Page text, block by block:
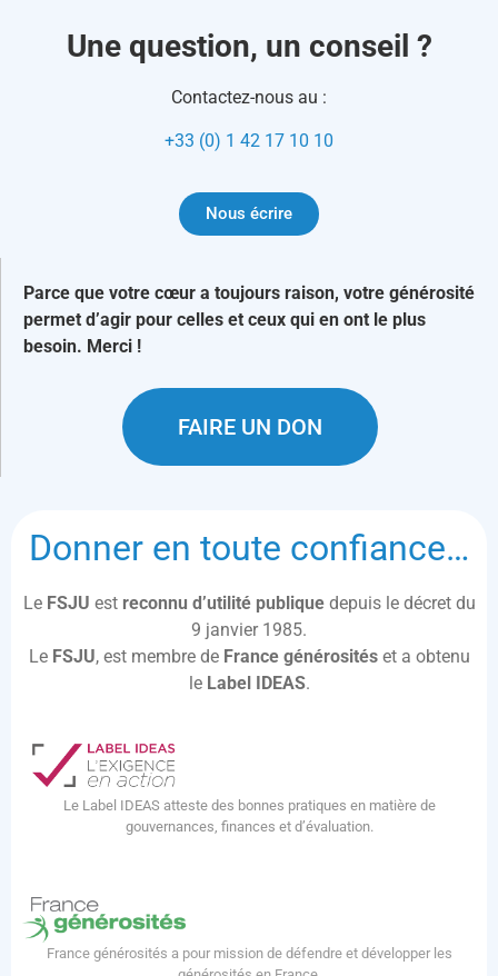
Une question, un conseil ?
Contactez-nous au :
+33 (0) 1 42 17 10 10
Nous écrire
Parce que votre cœur a toujours raison, votre générosité
permet d’agir pour celles et ceux qui en ont le plus
besoin. Merci !
FAIRE UN DON
Donner en toute confiance…
Le FSJU est reconnu d’utilité publique depuis le décret du
9 janvier 1985.
Le FSJU, est membre de France générositéset a obtenu
le Label IDEAS.
Le Label IDEAS atteste des bonnes pratiques en matière de
gouvernances, finances et d’évaluation.
France générosités a pour mission de défendre et développer les